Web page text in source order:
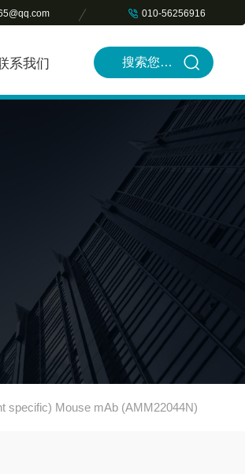
010-56256916
系我们
specific) Mouse mAb (AMM22044N)